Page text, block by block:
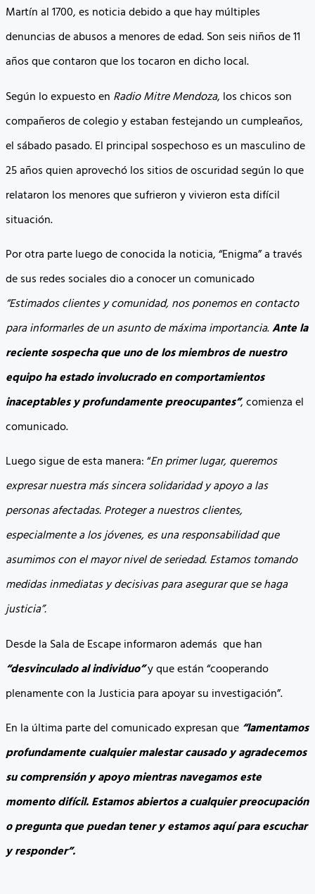
Martín al 1700, es noticia debido a que hay múltiples
denuncias de abusos a menores de edad. Son seis niños de 11
años que contaron que los tocaron en dicho local.
Según lo expuesto en Radio Mitre Mendoza, los chicos son
compañeros de colegio y estaban festejando un cumpleaños,
el sábado pasado. El principal sospechoso es un masculino de
25 años quien aprovechó los sitios de oscuridad según lo que
relataron los menores que sufrieron y vivieron esta difícil
situación.
Por otra parte luego de conocida la noticia, “Enigma” a través
de sus redes sociales dio a conocer un comunicado
“Estimados clientes y comunidad, nos ponemos en contacto
para informarles de un asunto de máxima importancia.Ante la
reciente sospecha que uno de los miembros de nuestro
equipo ha estado involucrado en comportamientos
inaceptables y profundamente preocupantes”, comienza el
comunicado.
Luego sigue de esta manera: “En primer lugar, queremos
expresar nuestra más sincera solidaridad y apoyo a las
personas afectadas. Proteger a nuestros clientes,
especialmente a los jóvenes, es una responsabilidad que
asumimos con el mayor nivel de seriedad. Estamos tomando
medidas inmediatas y decisivas para asegurar que se haga
justicia”.
Desde la Sala de Escape informaron además que han
“desvinculado al individuo”y que están “cooperando
plenamente con la Justicia para apoyar su investigación”.
En la última parte del comunicado expresan que “lamentamos
profundamente cualquier malestar causado y agradecemos
su comprensión y apoyo mientras navegamos este
momento difícil. Estamos abiertos a cualquier preocupación
o pregunta que puedan tener y estamos aquí para escuchar
y responder”.